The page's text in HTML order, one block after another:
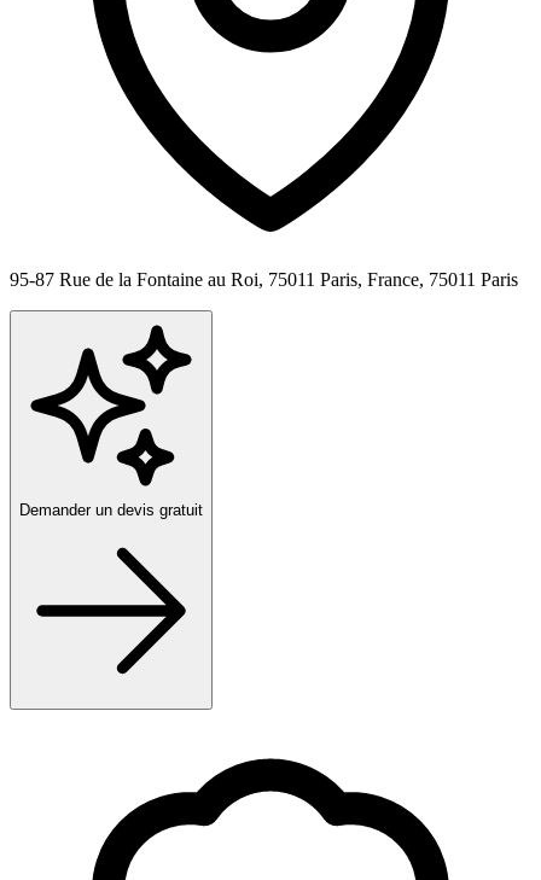
95-87 Rue de la Fontaine au Roi, 75011 Paris, France, 75011 Paris
Demander un devis gratuit